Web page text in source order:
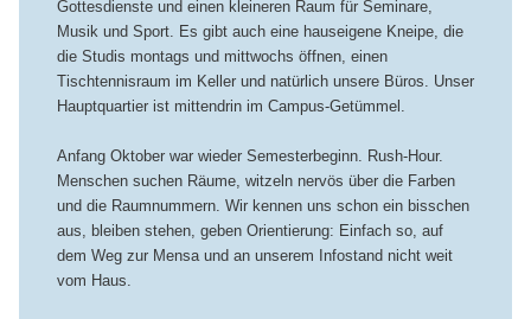
Gottesdienste und einen kleineren Raum für Seminare,
Musik und Sport. Es gibt auch eine hauseigene Kneipe, die
die Studis montags und mittwochs öffnen, einen
Tischtennisraum im Keller und natürlich unsere Büros. Unser
Hauptquartier ist mittendrin im Campus-Getümmel.
Anfang Oktober war wieder Semesterbeginn. Rush-Hour.
Menschen suchen Räume, witzeln nervös über die Farben
und die Raumnummern. Wir kennen uns schon ein bisschen
aus, bleiben stehen, geben Orientierung: Einfach so, auf
dem Weg zur Mensa und an unserem Infostand nicht weit
vom Haus.